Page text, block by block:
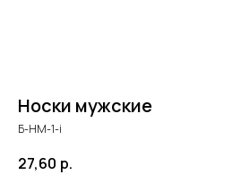
Носки мужские
Б-НМ-1-i
27,60 р.